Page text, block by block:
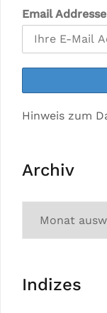
Email
Hinweis zum
Archiv
Indizes